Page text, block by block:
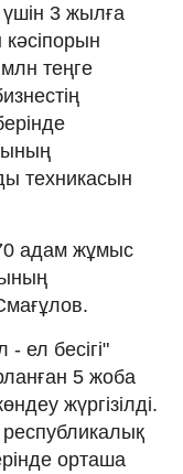
үшін 3 жылға
теңге
техникасын
адам жұмыс
ел бесігі"
5 жоба
жүргізілді.
орташа